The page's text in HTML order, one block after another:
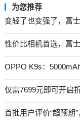
为您推荐
变轻了也变强了，富
性价比相机首选，富
OPPO K9s：
仅需7699元即可开启
首批用户评价“超预期